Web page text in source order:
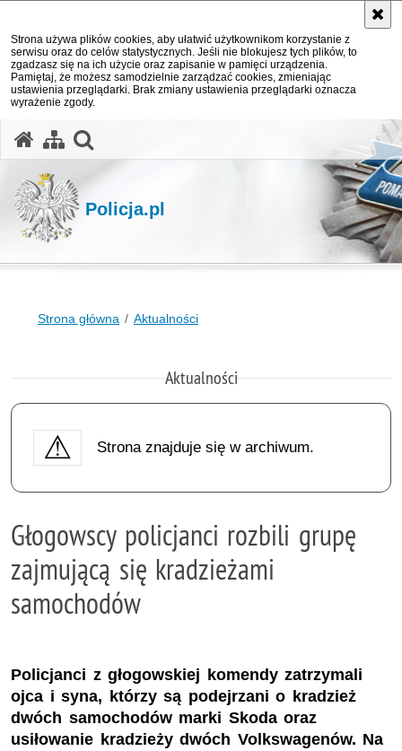
Strona używa plików cookies, aby ułatwić użytkownikom korzystanie z
serwisu oraz do celów statystycznych. Jeśli nie blokujesz tych plików, to
zgadzasz się na ich użycie oraz zapisanie w pamięci urządzenia.
Pamiętaj, że możesz samodzielnie zarządzać cookies, zmieniając
ustawienia przeglądarki. Brak zmiany ustawienia przeglądarki oznacza
wyrażenie zgody.
Policja.pl
Strona główna Aktualności
Aktualności
Strona znajduje się w archiwum.
Głogowscy policjanci rozbili grupę
zajmującą się kradzieżami
samochodów
Policjanci z głogowskiej komendy zatrzymali
ojca i syna, którzy są podejrzani o kradzież
dwóch samochodów marki Skoda oraz
usiłowanie kradzieży dwóch Volkswagenów. Na